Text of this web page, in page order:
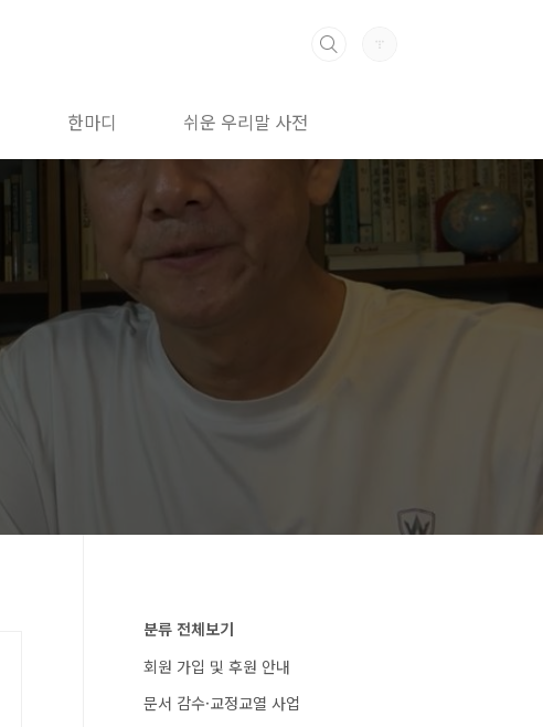
한마디 쉬운 우리말 사전
분류 전체보기
회원 가입 및 후원 안내
문서 감수·교정교열 사업